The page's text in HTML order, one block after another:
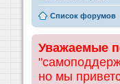
Список форумов
Уважаемые
но мы